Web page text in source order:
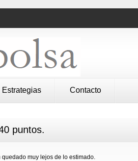
Estrategias Contacto
puntos.
muy lejos de lo estimado.